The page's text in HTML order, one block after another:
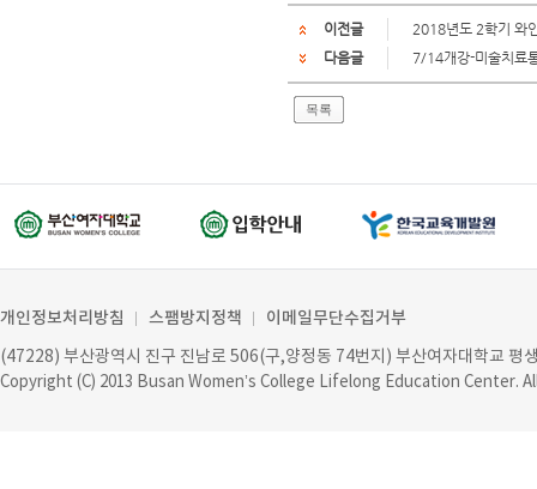
이전글
2018년도 2학기 와
다음글
7/14개강-미술치료
목록
개인정보처리방침 스팸방지정책 이메일무단수집거부
(47228) 부산광역시 진구 진남로 506(구,양정동 74번지) 부산여자대학교 평
Copyright (C) 2013 Busan Women’s College Lifelong Education Center.